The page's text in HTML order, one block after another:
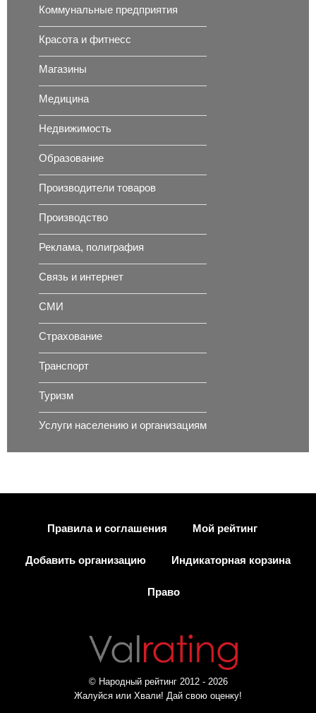
Коммунальные предприятия
Красота и фитнесс
Магазины
Медицина
Недвижимость
Образование
Производители товаров
Производство
Реклама, полиграфия
Связь и интернет
СМИ
Страхование
Транспорт
Туризм
Услуги населению и организациям
Правила и соглашения Мой рейтинг
Добавить организацию Индикаторная корзина
Право
© Народный рейтинг 2012 - 2026
Жалуйся или Хвали! Дай свою оценку!